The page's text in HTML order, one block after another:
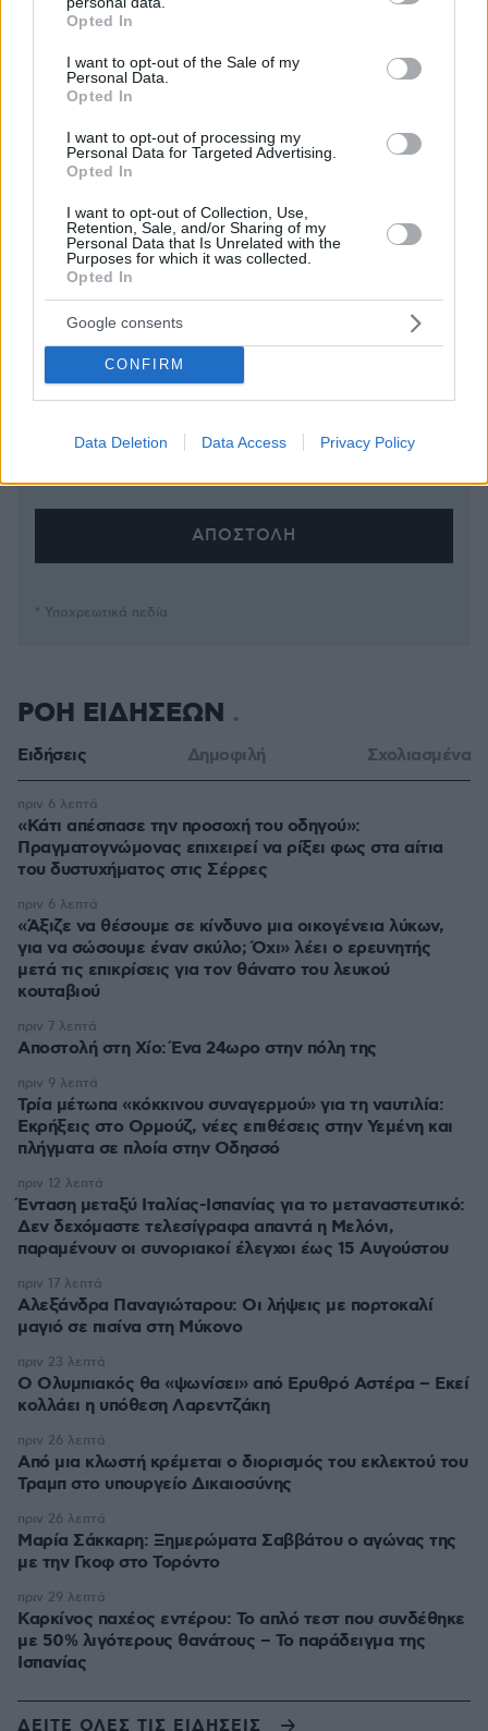
grant or deny consent to Google and its third-party tags to
use your data for below specified purposes in below Google
consent section.
Opted In
I want to opt-out of the Sale of my
Personal Data.
Opted In
I want to opt-out of processing my
Personal Data for Targeted Advertising.
Opted In
I want to opt-out of Collection, Use,
Retention, Sale, and/or Sharing of my
Personal Data that Is Unrelated with the
Purposes for which it was collected.
Opted In
Google consents
CONFIRM
Data Deletion Data Access Privacy Policy
EMAIL
ΣΧΌΛΙΟ *
χαρακτήρες
* Υποχρεωτικά πεδία
ΡΟΗ ΕΙΔΗΣΕΩΝ
Ειδήσεις Δημοφιλή Σχολιασμένα
«Κάτι απέσπασε την προσοχή του οδηγού»:
Πραγματογνώμονας επιχειρεί να ρίξει φως στα αίτια
του δυστυχήματος στις Σέρρες
πριν 6 λεπτά
«Άξιζε να θέσουμε σε κίνδυνο μια οικογένεια λύκων,
για να σώσουμε έναν σκύλο; Όχι» λέει ο ερευνητής
μετά τις επικρίσεις για τον θάνατο του λευκού
κουταβιού
πριν 6 λεπτά
Αποστολή στη Χίο: Ένα 24ωρο στην πόλη της
πριν 7 λεπτά
Τρία μέτωπα «κόκκινου συναγερμού» για τη ναυτιλία:
Εκρήξεις στο Ορμούζ, νέες επιθέσεις στην Υεμένη και
πλήγματα σε πλοία στην Οδησσό
πριν 9 λεπτά
Ένταση μεταξύ Ιταλίας-Ισπανίας για το μεταναστευτικό:
Δεν δεχόμαστε τελεσίγραφα απαντά η Μελόνι,
παραμένουν οι συνοριακοί έλεγχοι έως 15 Αυγούστου
πριν 12 λεπτά
Αλεξάνδρα Παναγιώταρου: Οι λήψεις με πορτοκαλί
μαγιό σε πισίνα στη Μύκονο
πριν 17 λεπτά
Ο Ολυμπιακός θα «ψωνίσει» από Ερυθρό Αστέρα – Εκεί
κολλάει η υπόθεση Λαρεντζάκη
πριν 23 λεπτά
Από μια κλωστή κρέμεται ο διορισμός του εκλεκτού του
Τραμπ στο υπουργείο Δικαιοσύνης
πριν 26 λεπτά
Μαρία Σάκκαρη: Ξημερώματα Σαββάτου ο αγώνας της
με την Γκοφ στο Τορόντο
πριν 26 λεπτά
Καρκίνος παχέος εντέρου: Το απλό τεστ που συνδέθηκε
με 50% λιγότερους θανάτους – Το παράδειγμα της
Ισπανίας
πριν 29 λεπτά